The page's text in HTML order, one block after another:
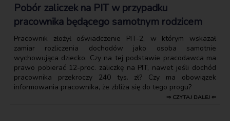
Pobór zaliczek na PIT w przypadku
pracownika będącego samotnym rodzicem
Pracownik złożył oświadczenie PIT-2, w którym wskazał
zamiar rozliczenia dochodów jako osoba samotnie
wychowująca dziecko. Czy na tej podstawie pracodawca ma
prawo pobierać 12-proc. zaliczkę na PIT, nawet jeśli dochód
pracownika przekroczy 240 tys. zł? Czy ma obowiązek
informowania pracownika, że zbliża się do tego progu?
⇒ CZYTAJ DALEJ ⇐